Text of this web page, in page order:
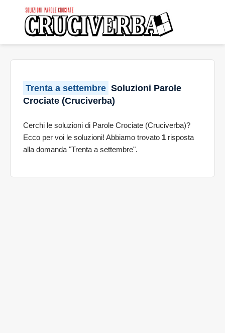
Trenta a settembre Soluzioni Parole
Crociate (Cruciverba)
Cerchi le soluzioni di Parole Crociate (Cruciverba)?
Ecco per voi le soluzioni! Abbiamo trovato 1 risposta
alla domanda "Trenta a settembre".